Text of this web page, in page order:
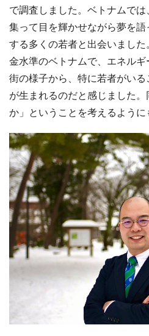
で調査しました。ベトナムで
集って目を輝かせながら夢を
する多くの若者と出会いまし
金水準のベトナムで、エネル
街の様子から、特に若者がい
が生まれるのだと感じました
か」ということを考えるように